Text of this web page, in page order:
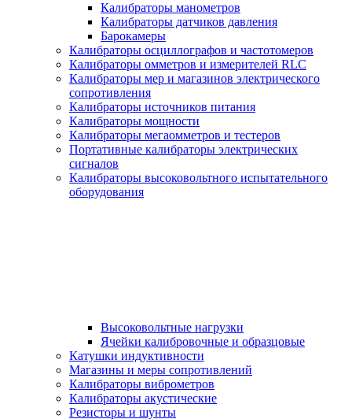
Калибраторы манометров
Калибраторы датчиков давления
Барокамеры
Калибраторы осциллографов и частотомеров
Калибраторы омметров и измерителей RLC
Калибраторы мер и магазинов электрического
сопротивления
Калибраторы источников питания
Калибраторы мощности
Калибраторы мегаомметров и тестеров
Портативные калибраторы электрических
сигналов
Калибраторы высоковольтного испытательного
оборудования
Высоковольтные нагрузки
Ячейки калибровочные и образцовые
Катушки индуктивности
Магазины и меры сопротивлений
Калибраторы виброметров
Калибраторы акустические
Резисторы и шунты